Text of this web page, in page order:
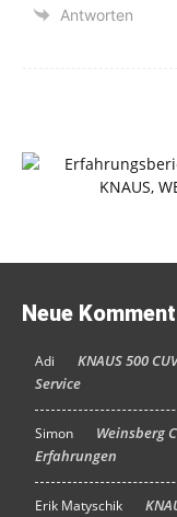
Antworten
Neue
Adi
KNAUS 500
Service
Simon
Weinsberg
Erfahrungen
Erik Matyschik